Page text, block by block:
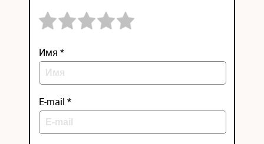
Имя *
E-mail *